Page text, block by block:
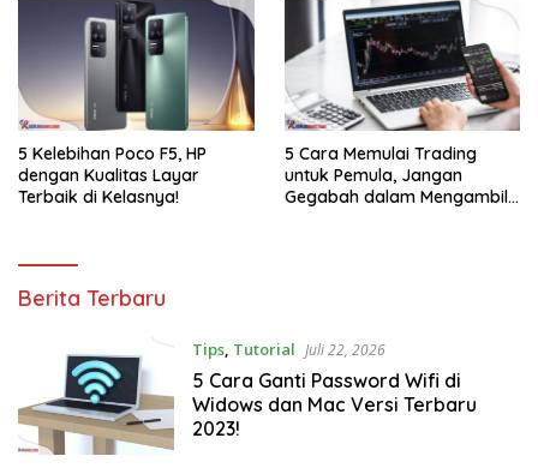
5 Kelebihan Poco F5, HP
dengan Kualitas Layar
Terbaik di Kelasnya!
5 Cara Memulai Trading
untuk Pemula, Jangan
Gegabah dalam Mengambil
AMKNews
Berita Terbaru
Tips, Tutorial Juli 22, 2026
5 Cara Ganti Password Wifi di
Widows dan Mac Versi Terbaru
2023!